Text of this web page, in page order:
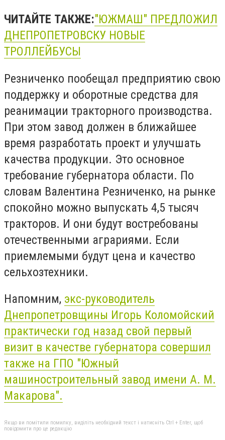
ЧИТАЙТЕ ТАКЖЕ:"ЮЖМАШ" ПРЕДЛОЖИЛ
ДНЕПРОПЕТРОВСКУ НОВЫЕ
ТРОЛЛЕЙБУСЫ
Резниченко пообещал предприятию свою
поддержку и оборотные средства для
реанимации тракторного производства.
При этом завод должен в ближайшее
время разработать проект и улучшать
качества продукции. Это основное
требование губернатора области. По
словам Валентина Резниченко, на рынке
спокойно можно выпускать 4,5 тысяч
тракторов. И они будут востребованы
отечественными аграриями. Если
приемлемыми будут цена и качество
сельхозтехники.
Напомним, экс-руководитель
Днепропетровщины Игорь Коломойский
практически год назад свой первый
визит в качестве губернатора совершил
также на ГПО "Южный
машиностроительный завод имени А. М.
Макарова".
Якщо ви помітили помилку, виділіть необхідний текст і натисніть Ctrl + Enter, щоб
повідомити про це редакцію